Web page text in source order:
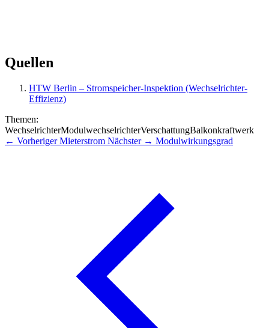
Quellen
HTW Berlin – Stromspeicher-Inspektion (Wechselrichter-
Effizienz)
Themen:
WechselrichterModulwechselrichterVerschattungBalkonkraftwerk
← Vorheriger Mieterstrom Nächster → Modulwirkungsgrad